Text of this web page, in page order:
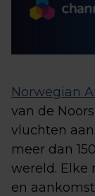
Norwegian
van de
vluchten
meer dan
wereld. Elke
en